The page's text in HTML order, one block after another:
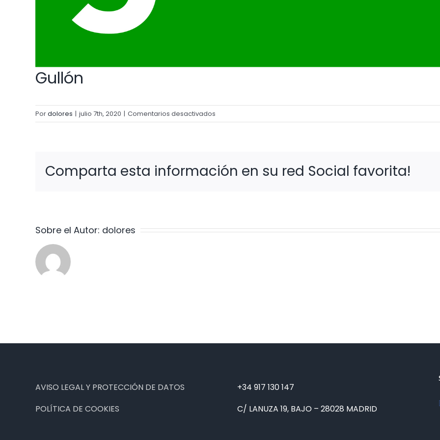
Gullón
Pordolores | julio 7th, 2020 | Comentarios desactivados
Gullón
Comparta esta información en su red Social favorita!
Sobre el Autor: dolores
AVISO LEGAL Y PROTECCIÓN DE DATOS
POLÍTICA DE COOKIES
+34 917 130 147
C/ LANUZA 19, BAJO – 28028 MADRID